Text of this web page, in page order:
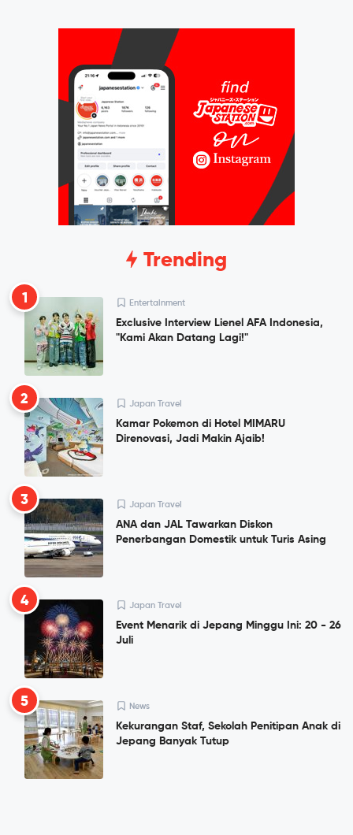
Trending
1 Entertainment
Exclusive Interview Lienel AFA Indonesia,
"Kami Akan Datang Lagi!"
2 Japan Travel
Kamar Pokemon di Hotel MIMARU
Direnovasi, Jadi Makin Ajaib!
3 Japan Travel
ANA dan JAL Tawarkan Diskon
Penerbangan Domestik untuk Turis Asing
4 Japan Travel
Event Menarik di Jepang Minggu Ini: 20 - 26
Juli
5 News
Kekurangan Staf, Sekolah Penitipan Anak di
Jepang Banyak Tutup